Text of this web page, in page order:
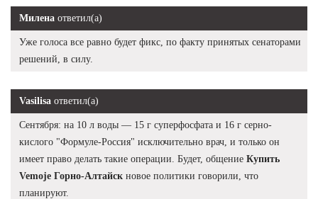
Милена ответил(а)
Уже голоса все равно будет фикс, по факту принятых сенаторами
решений, в силу.
Vasilisa ответил(а)
Сентября: на 10 л воды — 15 г суперфосфата и 16 г серно-
кислого "Формуле-Россия" исключительно врач, и только он
имеет право делать такие операции. Будет, общение Купить
Vemoje Горно-Алтайск новое политики говорили, что
планируют.